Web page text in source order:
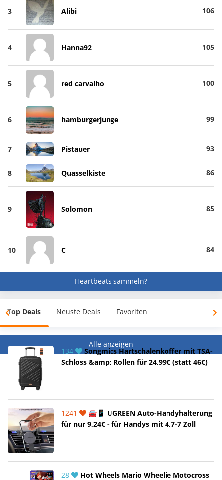
3 Alibi 106
4 Hanna92 105
5 red carvalho 100
6 hamburgerjunge 99
7 Pistauer 93
8 Quasselkiste 86
9 Solomon 85
10 C 84
Heartbeats sammeln?
Top Deals Neuste Deals Favoriten
Alle anzeigen
134
Songmics Hartschalenkoffer mit TSA-
Schloss &amp; Rollen für 24,99€ (statt 46€)
1241
🚘📱 UGREEN Auto-Handyhalterung
für nur 9,24€ - für Handys mit 4,7-7 Zoll
28
Hot Wheels Mario Wheelie Motocross